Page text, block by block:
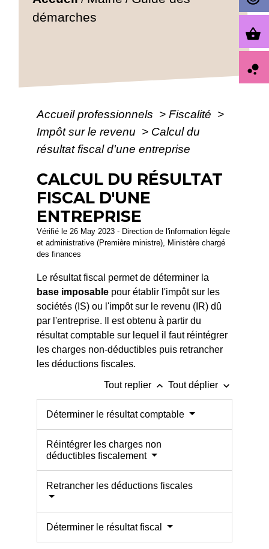
démarches
Accueil professionnels > Fiscalité >
Impôt sur le revenu > Calcul du
résultat fiscal d'une entreprise
CALCUL DU RÉSULTAT
FISCAL D'UNE
ENTREPRISE
Vérifié le 26 May 2023 - Direction de l'information légale
et administrative (Première ministre), Ministère chargé
des finances
Le résultat fiscal permet de déterminer la
base imposable pour établir l'impôt sur les
sociétés (IS) ou l'impôt sur le revenu (IR) dû
par l'entreprise. Il est obtenu à partir du
résultat comptable sur lequel il faut réintégrer
les charges non-déductibles puis retrancher
les déductions fiscales.
Tout replier keyboard_arrow_up Tout déplier keyboard_arrow_down
Déterminer le résultat comptable
Réintégrer les charges non
déductibles fiscalement
Retrancher les déductions fiscales
Déterminer le résultat fiscal
shopping_basket
bubble_chart